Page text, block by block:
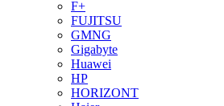
F+
FUJITSU
GMNG
Gigabyte
Huawei
HP
HORIZONT